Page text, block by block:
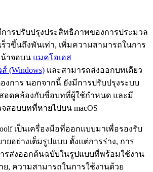
ารปรับปรุงประสิทธิภาพของการประมวล
ร็วขึ้นถึงพันเท่า, เพิ่มความสามารถในการ
น้าจอบน แมคโอเอส
(Windows) และสามารถส่งออกบทเดียว
งการ นอกจากนี้ ยังมีการปรับปรุงระบบ
อดคล้องกับชื่อบทที่ผู้ใช้กำหนด และมี
สอบบทที่หายไปบน macOS
เป็นเครื่องมือที่ออกแบบมาเพื่อรองรับ
ยอย่างเต็มรูปแบบ ตั้งแต่การร่าง, การ
รส่งออกต้นฉบับในรูปแบบที่พร้อมใช้งาน
ย, ความสามารถในการใช้งานด้วย